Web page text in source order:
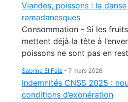
Viandes, poissons : la
ramadanesques
Consommation - Si les
mettent déjà la tête à
poissons ne sont pas en
Sabrina El Faiz - 7 mars 2026
Indemnités CNSS 2025 :
conditions d’exonération